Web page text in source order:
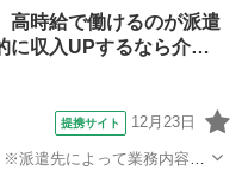
高時給で働けるのが派遣
に収入UPするなら介…
提携サイト 12月23日
派遣先によって業務内容の